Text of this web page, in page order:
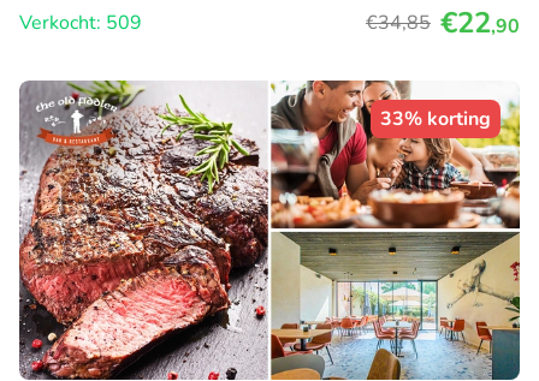
Verkocht: 509
€34,85 €22,90
33% korting